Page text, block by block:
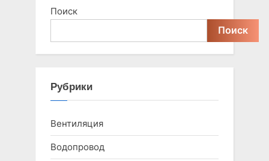
Поиск
Поиск
Рубрики
Вентиляция
Водопровод